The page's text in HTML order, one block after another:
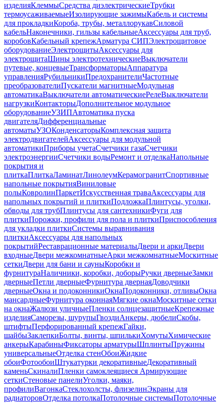
изделияКлеммыСредства диэлектрическиеТрубки
термоусаживаемыеИзолирующие зажимыКабель и системы
для прокладкиКороба, трубы, металлорукавСиловой
кабельНаконечники, гильзы кабельныеАксессуары для труб,
коробовКабельный крепежАрматура СИПЭлектрощитовое
оборудованиеЭлектрощитыАксессуары для
электрощитаШины электротехническиеВыключатели
путевые, концевыеТрансформаторыАппаратура
управленияРубильникиПредохранителиЧастотные
преобразователиПускатели магнитныеМодульная
автоматикаВыключатели автоматическиеРелеВыключатели
нагрузкиКонтакторыДополнительное модульное
оборудованиеУЗИПАвтоматика пуска
двигателяДифференциальные
автоматыУЗОКонденсаторыКомплексная защита
электродвигателейАксессуары для модульной
автоматикиПриборы учетаСчетчики газаСчетчики
электроэнергииСчетчики водыРемонт и отделкаНапольные
покрытия и
плиткаПлиткаЛаминатЛинолеумКерамогранитСпортивные
напольные покрытияВиниловые
полыКовролинПаркетИскусственная траваАксессуары для
напольных покрытий и плиткиПодложкаПлинтусы, уголки,
обводы для трубПлинтусы для сантехникиФуги для
плиткиПорожки, профили для пола и плиткиПриспособления
для укладки плиткиСистемы выравнивания
плиткиАксессуары для напольных
покрытийРеставрационные материалыДвери и аркиДвери
входныеДвери межкомнатныеАрки межкомнатныеМоскитные
сеткиДвери для бани и сауныКоробки и
фурнитураНаличники, коробки, доборыРучки дверныеЗамки
дверныеПетли дверныеФурнитура двернаяДоводчики
дверныеОкна и подоконникиОкнаПодоконники, отливыОкна
мансардныеФурнитура оконнаяМягкие окнаМоскитные сетки
на окнаЖалюзи уличныеПленки солнцезащитныеКрепежные
изделияСаморезы, шурупыГвоздиАнкеры, дюбелиСкобы,
штифтыПерфорированный крепежГайки,
шайбыЗаклепкиБолты, винты, шпилькиХомутыХимические
анкерыКарабиныФиксаторы арматурыШплинтыПружины
универсальныеОтделка стенОбоиЖидкие
обоиФотообоиШтукатурки декоративныеДекоративный
каменьСкиналиПленки самоклеящиеся Армирующие
сеткиСтеновые панелиУголки, маяки,
профилиВагонкаСтеклохолсты, флизелинЭкраны для
радиаторовОтделка потолкаПотолочные системыПотолочные